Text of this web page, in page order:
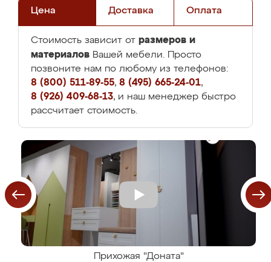
Цена Доставка Оплата
Стоимость зависит от размеров и
материалов Вашей мебели. Просто
позвоните нам по любому из телефонов:
8 (800) 511-89-55, 8 (495) 665-24-01,
8 (926) 409-68-13, и наш менеджер быстро
рассчитает стоимость.
Прихожая "Доната"